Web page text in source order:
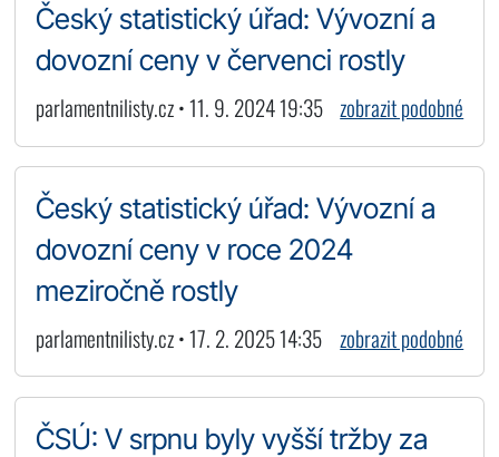
Český statistický úřad: Vývozní a
dovozní ceny v červenci rostly
parlamentnilisty.cz • 11. 9. 2024 19:35 zobrazit podobné
Český statistický úřad: Vývozní a
dovozní ceny v roce 2024
meziročně rostly
parlamentnilisty.cz • 17. 2. 2025 14:35 zobrazit podobné
ČSÚ: V srpnu byly vyšší tržby za